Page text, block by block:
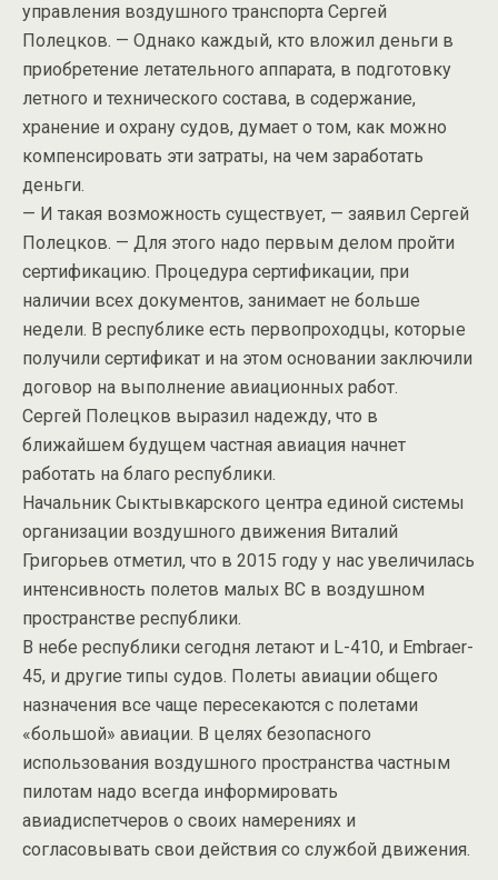
управления воздушного транспорта Сергей
Полецков. — Однако каждый, кто вложил деньги в
приобретение летательного аппарата, в подготовку
летного и технического состава, в содержание,
хранение и охрану судов, думает о том, как можно
компенсировать эти затраты, на чем заработать
деньги.
— И такая возможность существует, — заявил Сергей
Полецков. — Для этого надо первым делом пройти
сертификацию. Процедура сертификации, при
наличии всех документов, занимает не больше
недели. В республике есть первопроходцы, которые
получили сертификат и на этом основании заключили
договор на выполнение авиационных работ.
Сергей Полецков выразил надежду, что в
ближайшем будущем частная авиация начнет
работать на благо республики.
Начальник Сыктывкарского центра единой системы
организации воздушного движения Виталий
Григорьев отметил, что в 2015 году у нас увеличилась
интенсивность полетов малых ВС в воздушном
пространстве республики.
В небе республики сегодня летают и L-410, и Embraer-
45, и другие типы судов. Полеты авиации общего
назначения все чаще пересекаются с полетами
«большой» авиации. В целях безопасного
использования воздушного пространства частным
пилотам надо всегда информировать
авиадиспетчеров о своих намерениях и
согласовывать свои действия со службой движения.